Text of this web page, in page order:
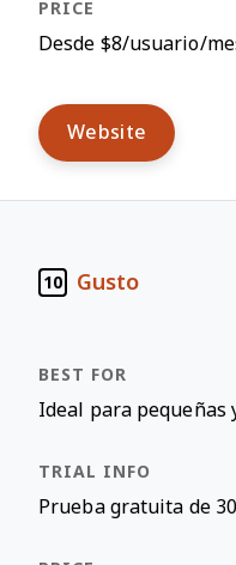
Desde $8/usuario/
Website
10 Gusto
Ideal para pequeñas
Prueba gratuita de